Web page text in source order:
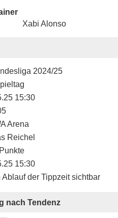
Xabi Alonso
2024/25
15:30
Arena
Reichel
15:30
Ablauf der Tippzeit sichtbar
nach Tendenz